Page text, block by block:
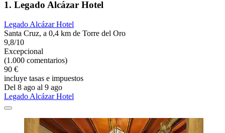
1. Legado Alcázar Hotel
Legado Alcázar Hotel
Santa Cruz, a 0,4 km de Torre del Oro
9,8/10
Excepcional
(1.000 comentarios)
90 €
incluye tasas e impuestos
Del 8 ago al 9 ago
Legado Alcázar Hotel